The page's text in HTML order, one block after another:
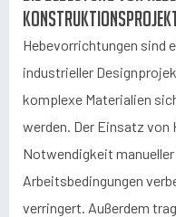
Hebevorrichtungen sind
industrieller
komplexe Materialien
werden. Der Einsatz von
Notwendigkeit
Arbeitsbedingungen
verringert. Außerdem